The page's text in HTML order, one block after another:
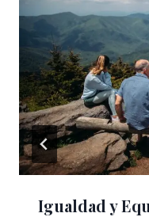
Igualdad y